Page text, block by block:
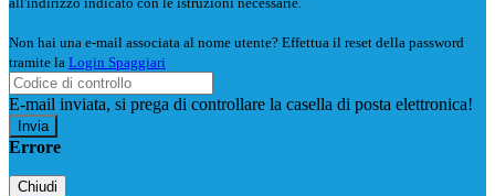
Non hai una e-mail associata al nome utente? Effettua il reset della password
tramite la Login Spaggiari
E-mail inviata, si prega di controllare la casella di posta elettronica!
Errore
Chiudi